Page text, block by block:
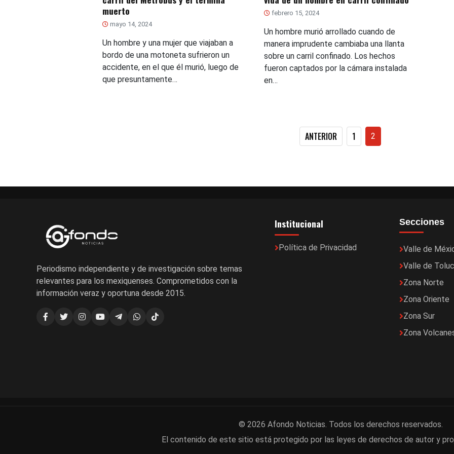
muerto
mayo 14, 2024
Un hombre y una mujer que viajaban a
bordo de una motoneta sufrieron un
accidente, en el que él murió, luego de
que presuntamente…
febrero 15, 2024
Un hombre murió arrollado cuando de
manera imprudente cambiaba una llanta
sobre un carril confinado. Los hechos
fueron captados por la cámara instalada
en…
Paginación
ANTERIOR 1 2
Periodismo independiente y de investigación sobre temas
relevantes para los mexiquenses. Comprometidos con la
información veraz y oportuna desde 2015.
Institucional
Política de Privacidad
Secciones
Valle de
Valle de
Zona Norte
Zona Oriente
Zona Sur
Zona
© 2026 Afondo Noticias. Todos los derechos reservados.
El contenido de este sitio está protegido por las leyes de derechos de autor y